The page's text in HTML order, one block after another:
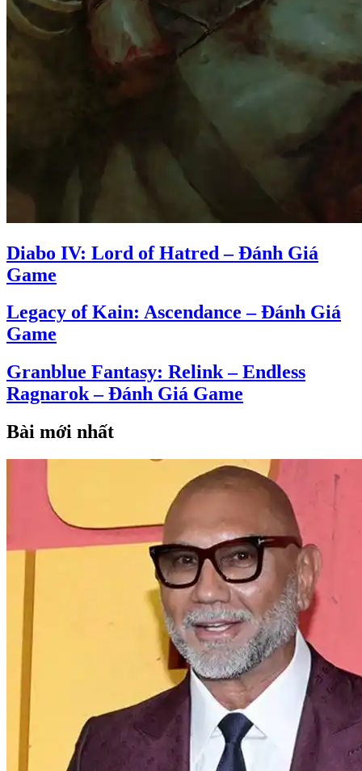
Diabo IV: Lord of Hatred – Đánh Giá
Game
Legacy of Kain: Ascendance – Đánh Giá
Game
Granblue Fantasy: Relink – Endless
Ragnarok – Đánh Giá Game
Bài mới nhất